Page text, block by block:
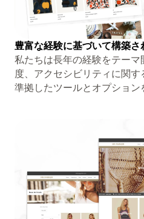
豊富な経験に基づいて構築さ
私たちは長年の経験をテーマ
度、アクセシビリティに関
準拠したツールとオプション